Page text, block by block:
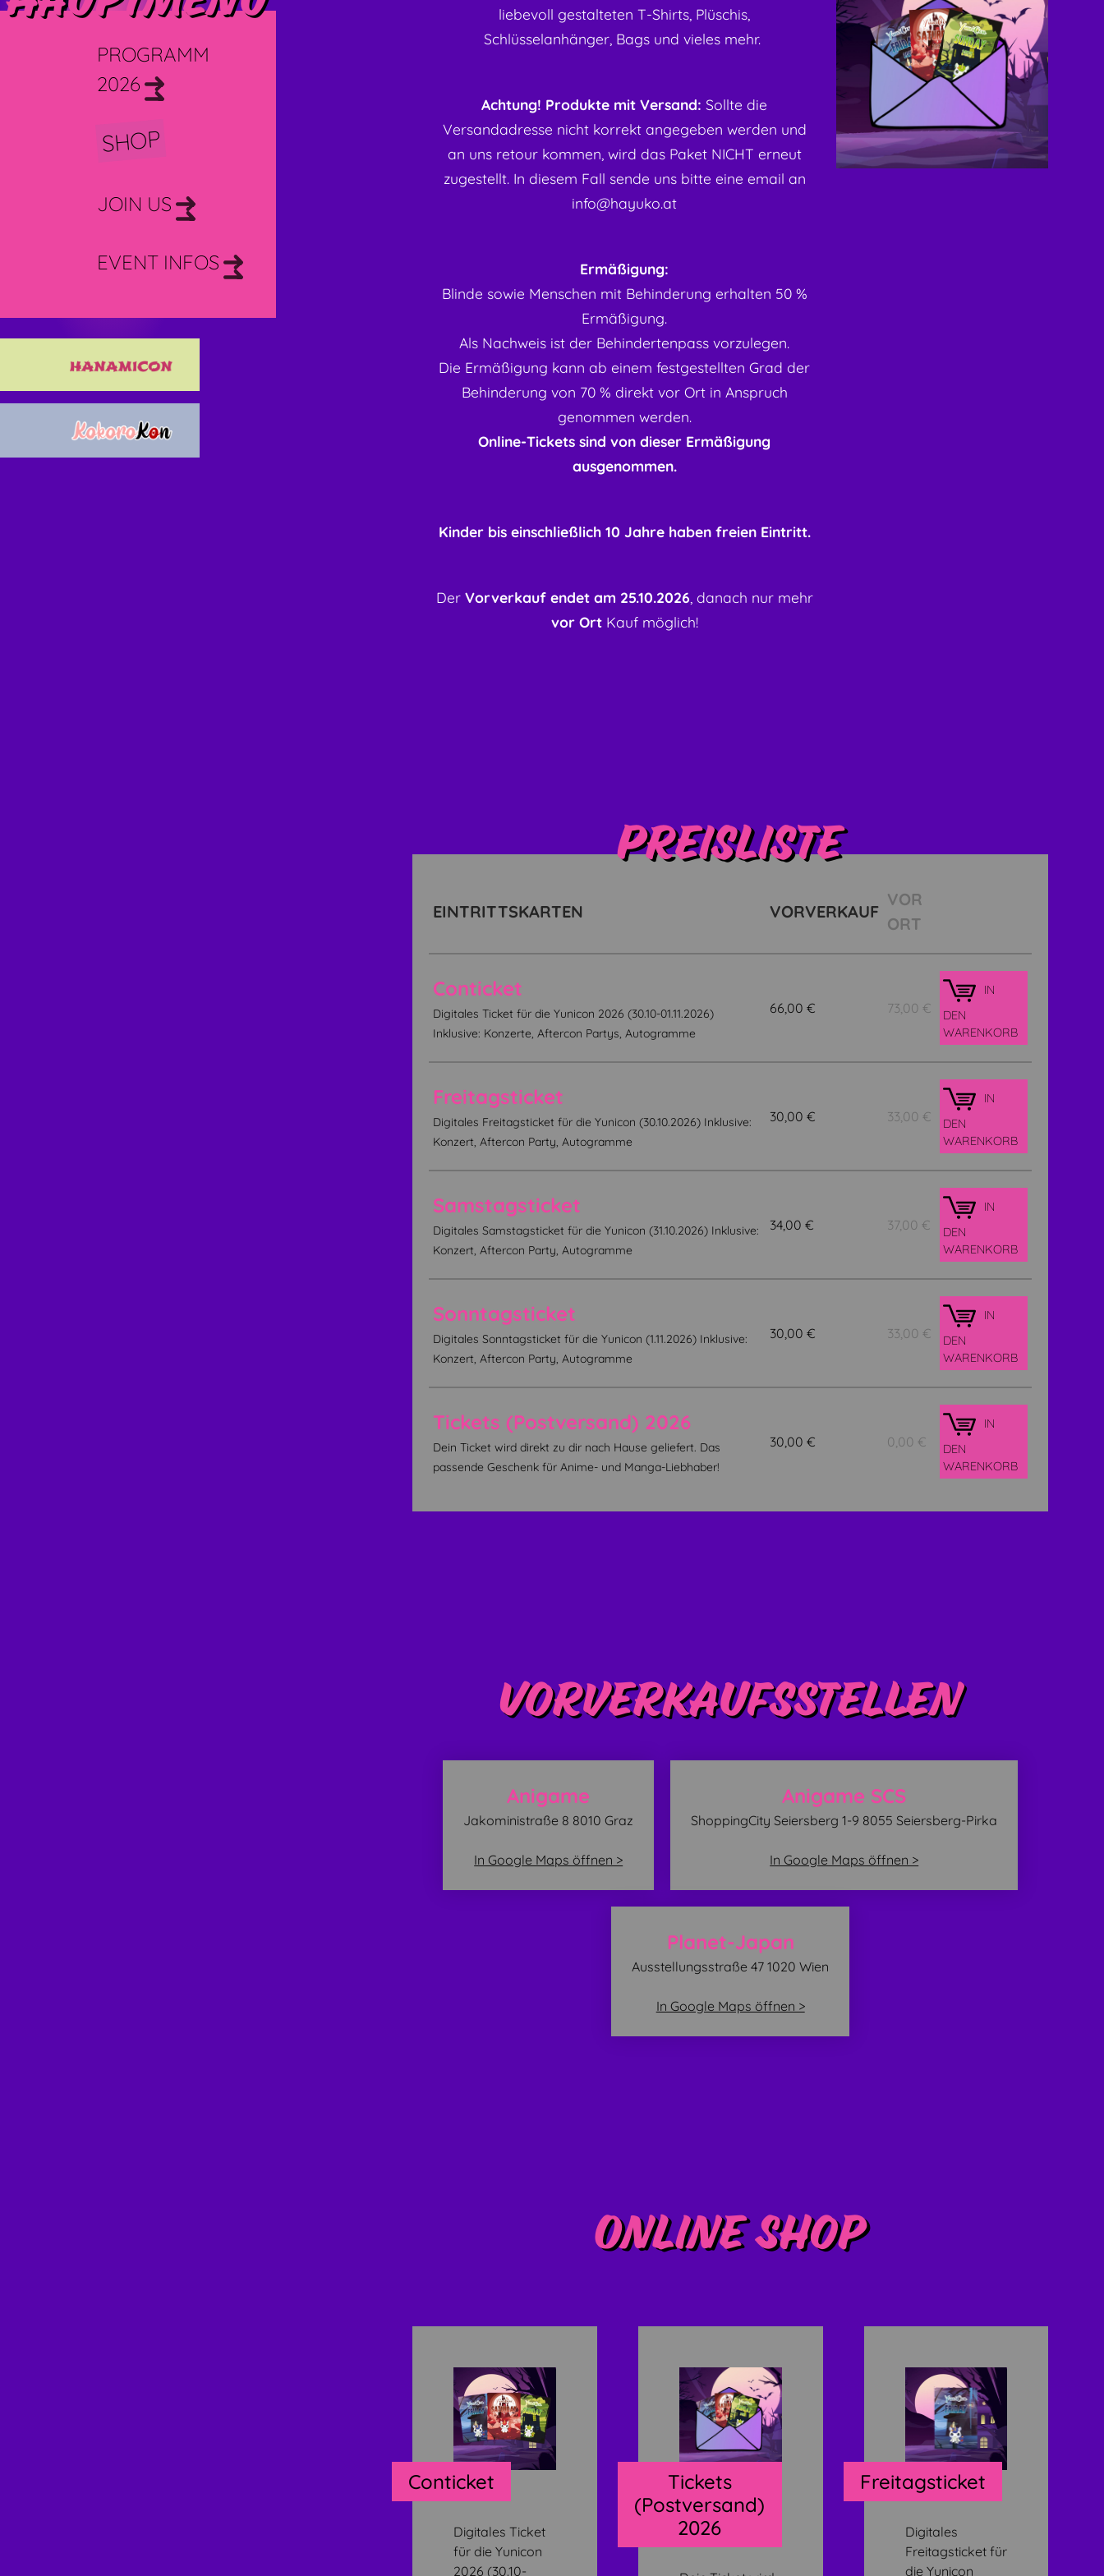
liebevoll gestalteten T-Shirts, Plüschis,
Schlüsselanhänger, Bags und vieles mehr.
Achtung! Produkte mit Versand:Sollte die
Versandadresse nicht korrekt angegeben werden und
an uns retour kommen, wird das Paket NICHT erneut
zugestellt. In diesem Fall sende uns bitte eine email an
info@hayuko.at
Ermäßigung:
Blinde sowie Menschen mit Behinderung erhalten 50 %
Ermäßigung.
Als Nachweis ist der Behindertenpass vorzulegen.
Die Ermäßigung kann ab einem festgestellten Grad der
Behinderung von 70 % direkt vor Ort in Anspruch
genommen werden.
Online-Tickets sind von dieser Ermäßigung
ausgenommen.
Kinder bis einschließlich 10 Jahre haben freien Eintritt.
Der Vorverkauf endet am 25.10.2026 , danach nur mehr
vor OrtKauf möglich!
Preisliste
EINTRITTSKARTEN VORVERKAUF
VOR
ORT
Conticket
Digitales Ticket für die Yunicon 2026 (30.10-01.11.2026)
Inklusive: Konzerte, Aftercon Partys, Autogramme
66,00€ 73,00 €
IN
DEN
WARENKORB
Freitagsticket
Digitales Freitagsticket für die Yunicon (30.10.2026) Inklusive:
Konzert, Aftercon Party, Autogramme
30,00€ 33,00 €
IN
DEN
WARENKORB
Samstagsticket
Digitales Samstagsticket für die Yunicon (31.10.2026) Inklusive:
Konzert, Aftercon Party, Autogramme
34,00€ 37,00 €
IN
DEN
WARENKORB
Sonntagsticket
Digitales Sonntagsticket für die Yunicon (1.11.2026) Inklusive:
Konzert, Aftercon Party, Autogramme
30,00€ 33,00 €
IN
DEN
WARENKORB
Tickets (Postversand) 2026
Dein Ticket wird direkt zu dir nach Hause geliefert. Das
passende Geschenk für Anime- und Manga-Liebhaber!
30,00€ 0,00 €
IN
DEN
WARENKORB
Vorverkaufsstellen
Anigame
Jakoministraße 8 8010 Graz
In Google Maps öffnen >
Anigame SCS
ShoppingCity Seiersberg 1-9 8055 Seiersberg-Pirka
In Google Maps öffnen >
Planet-Japan
Ausstellungsstraße 47 1020 Wien
In Google Maps öffnen >
Online Shop
Conticket
Digitales Ticket
für die Yunicon
2026 (30.10-
Tickets
(Postversand)
2026
Freitagsticket
Digitales
Freitagsticket für
die Yunicon
PROGRAMM
2026
SHOP
JOIN US
EVENT INFOS